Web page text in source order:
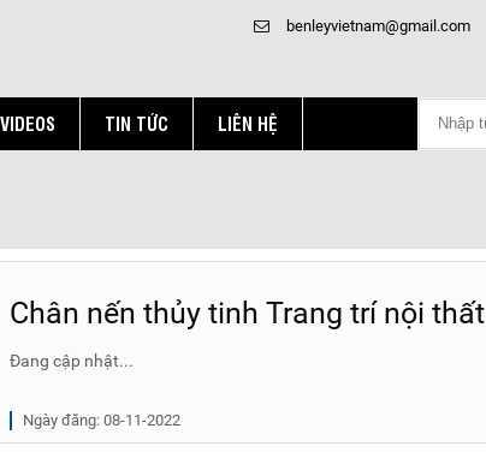
benleyvietnam@gmail.com
VIDEOS TIN TỨC LIÊN HỆ
Chân nến thủy tinh Trang trí nội thất
Đang cập nhật...
Ngày đăng: 08-11-2022